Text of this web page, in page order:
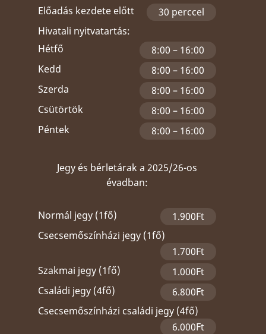
Előadás kezdete előtt
30 perccel
Hivatali nyitvatartás:
Hétfő
8:00 – 16:00
Kedd
8:00 – 16:00
Szerda
8:00 – 16:00
Csütörtök
8:00 – 16:00
Péntek
8:00 – 16:00
Jegy és bérletárak a 2025/26-os
évadban:
Normál jegy (1fő)
1.900Ft
Csecsemőszínházi jegy (1fő)
1.700Ft
Szakmai jegy (1fő)
1.000Ft
Családi jegy (4fő)
6.800Ft
Csecsemőszínházi családi jegy (4fő)
6.000Ft